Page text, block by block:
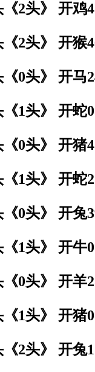
2头》 开鸡
2头》 开猴
0头》 开马
1头》 开蛇
0头》 开猪
1头》 开蛇
0头》 开兔
1头》 开牛
0头》 开羊
1头》 开猪
2头》 开兔